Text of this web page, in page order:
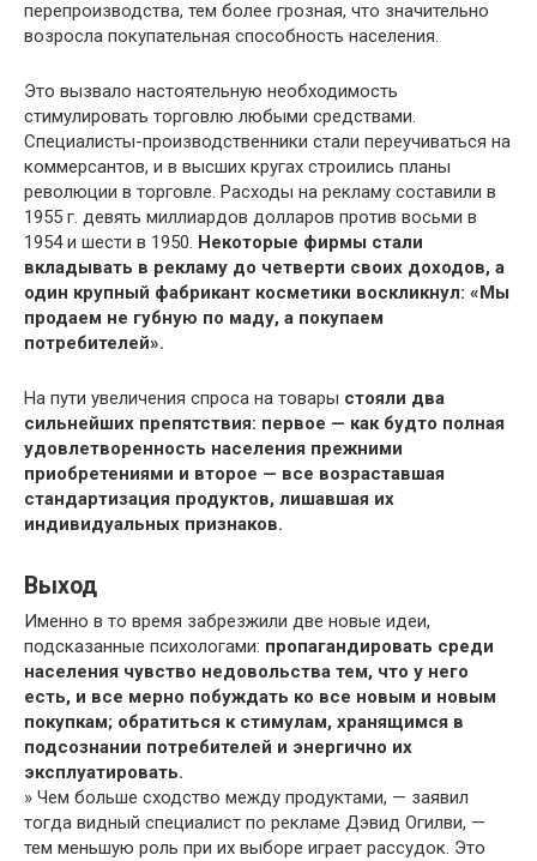
перепроизводства, тем более грозная, что значительно
возросла покупательная способность населения.
Это вызвало настоятельную необходимость
стимулировать торговлю любыми средствами.
Специалисты-производственники стали переучиваться на
коммерсантов, и в высших кругах строились планы
революции в торговле. Расходы на рекламу составили в
1955 г. девять миллиардов долларов против восьми в
1954 и шести в 1950. Некоторые фирмы стали
вкладывать в рекламу до четверти своих доходов, а
один крупный фабрикант косметики воскликнул: «Мы
продаем не губную по маду, а покупаем
потребителей».
На пути увеличения спроса на товары стояли два
сильнейших препятствия: первое — как будто полная
удовлетворенность населения прежними
приобретениями и второе — все возраставшая
стандартизация продуктов, лишавшая их
индивидуальных признаков.
Выход
Именно в то время забрезжили две новые идеи,
подсказанные психологами: пропагандировать среди
населения чувство недовольства тем, что у него
есть, и все мерно побуждать ко все новым и новым
покупкам; обратиться к стимулам, хранящимся в
подсознании потребителей и энергично их
эксплуатировать.
» Чем больше сходство между продуктами, — заявил
тогда видный специалист по рекламе Дэвид Огилви, —
тем меньшую роль при их выборе играет рассудок. Это